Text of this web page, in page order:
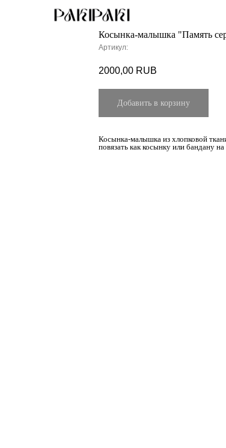
Косынка-малышка "Память
Артикул:
2000,00 RUB
Добавить в корзину
Косынка-малышка из хлопковой
повязать как косынку или бандану